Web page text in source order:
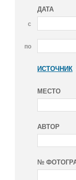
ДАТА
с
по
ИСТОЧНИК
МЕСТО
АВТОР
№